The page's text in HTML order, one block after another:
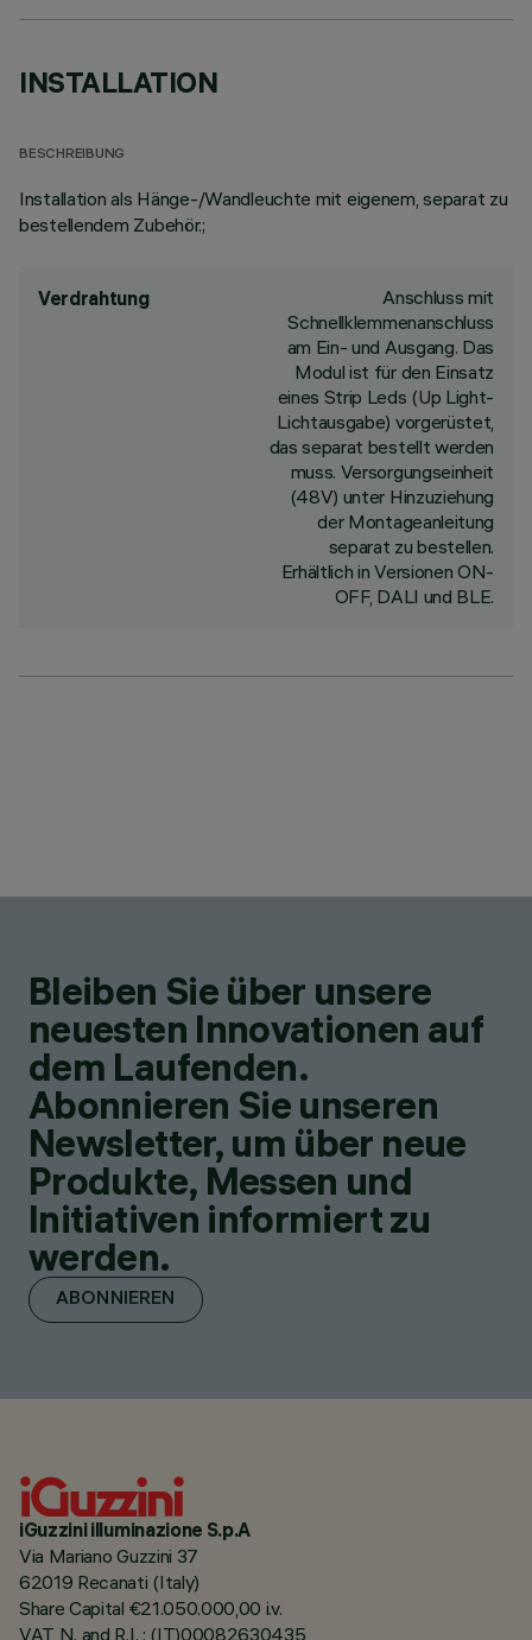
INSTALLATION
BESCHREIBUNG
Installation als Hänge-/Wandleuchte mit eigenem, separat zu
bestellendem Zubehör.;
Verdrahtung
Anschluss mit
Schnellklemmenanschluss
am Ein- und Ausgang. Das
Modul ist für den Einsatz
eines Strip Leds (Up Light-
Lichtausgabe) vorgerüstet,
das separat bestellt werden
muss. Versorgungseinheit
(48V) unter Hinzuziehung
der Montageanleitung
separat zu bestellen.
Erhältlich in Versionen ON-
OFF, DALI und BLE.
Bleiben Sie über unsere
neuesten Innovationen auf
dem Laufenden.
Abonnieren Sie unseren
Newsletter, um über neue
Produkte, Messen und
Initiativen informiert zu
werden.
ABONNIEREN
iGuzzini illuminazione S.p.A
Via Mariano Guzzini 37
62019 Recanati (Italy)
Share Capital €21.050.000,00 i.v.
VAT N. and R.I. : (IT)00082630435